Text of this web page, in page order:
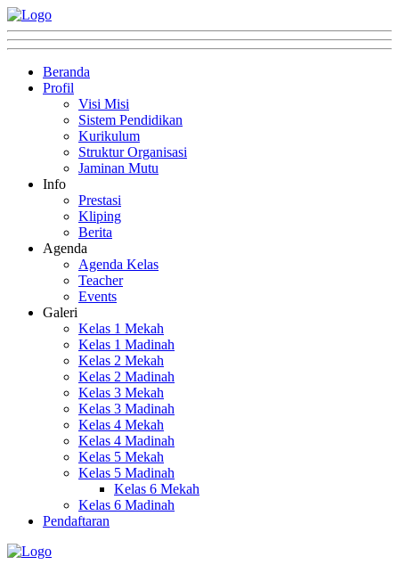
Beranda
Profil
Visi Misi
Sistem Pendidikan
Kurikulum
Struktur Organisasi
Jaminan Mutu
Info
Prestasi
Kliping
Berita
Agenda
Agenda Kelas
Teacher
Events
Galeri
Kelas 1 Mekah
Kelas 1 Madinah
Kelas 2 Mekah
Kelas 2 Madinah
Kelas 3 Mekah
Kelas 3 Madinah
Kelas 4 Mekah
Kelas 4 Madinah
Kelas 5 Mekah
Kelas 5 Madinah
Kelas 6 Mekah
Kelas 6 Madinah
Pendaftaran